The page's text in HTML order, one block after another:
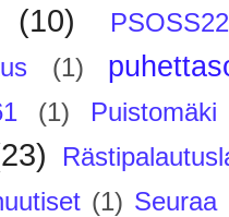
(10)
(1)
(1)
(1) Seuraa